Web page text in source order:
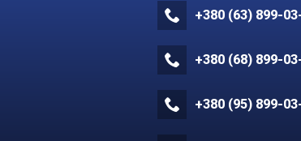
+380 (63) 899-
+380 (68) 899-
+380 (95) 899-